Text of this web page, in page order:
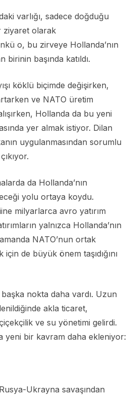
varlığı, sadece doğduğu
ziyaret olarak
o, bu zirveye Hollanda’nın
birinin başında katıldı.
köklü biçimde değişirken,
ve NATO üretim
Hollanda da bu yeni
yer almak istiyor. Dilan
uygulanmasından sorumlu
da Hollanda’nın
yolu ortaya koydu.
milyarlarca avro yatırım
yalnızca Hollanda’nın
NATO’nun ortak
de büyük önem taşıdığını
nokta daha vardı. Uzun
akla ticaret,
ve su yönetimi gelirdi.
yeni bir kavram daha ekleniyor:
Ukrayna savaşından